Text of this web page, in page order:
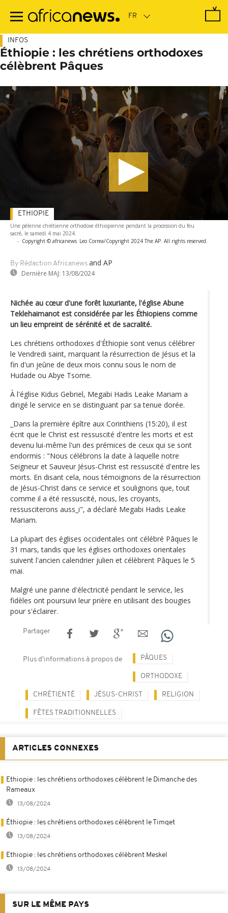
contenu
INFOS
Éthiopie : les chrétiens orthodoxes
célèbrent Pâques
Une pèlerine chrétienne orthodoxe éthiopienne pendant la procession du feu
sacré, le samedi 4 mai 2024.
- Copyright © africanews Leo Correa/Copyright 2024 The AP. All rights reserved.
By Rédaction Africanews and AP
Dernière MAJ: 13/08/2024
ETHIOPIE
Nichée au cœur d'une forêt luxuriante, l'église Abune
Teklehaimanot est considérée par les Éthiopiens comme
un lieu empreint de sérénité et de sacralité.
Les chrétiens orthodoxes d'Éthiopie sont venus célébrer
le Vendredi saint, marquant la résurrection de Jésus et la
fin d'un jeûne de deux mois connu sous le nom de
Hudade ou Abye Tsome.
À l'église Kidus Gebriel, Megabi Hadis Leake Mariam a
dirigé le service en se distinguant par sa tenue dorée.
_Dans la première épître aux Corinthiens (15:20), il est
écrit que le Christ est ressuscité d'entre les morts et est
devenu lui-même l'un des prémices de ceux qui se sont
endormis : "Nous célébrons la date à laquelle notre
Seigneur et Sauveur Jésus-Christ est ressuscité d'entre les
morts. En disant cela, nous témoignons de la résurrection
de Jésus-Christ dans ce service et soulignons que, tout
comme il a été ressuscité, nous, les croyants,
ressusciterons auss_i", a déclaré Megabi Hadis Leake
Mariam.
La plupart des églises occidentales ont célébré Pâques le
31 mars, tandis que les églises orthodoxes orientales
suivent l'ancien calendrier julien et célèbrent Pâques le 5
mai.
Malgré une panne d'électricité pendant le service, les
fidèles ont poursuivi leur prière en utilisant des bougies
pour s'éclairer.
Partager
Plus d'informations à propos de PÂQUES
ORTHODOXE
CHRÉTIENTÉ JÉSUS-CHRIST RELIGION
FÊTES TRADITIONNELLES
ARTICLES CONNEXES
Ethiopie : les chrétiens orthodoxes célèbrent le Dimanche des
Rameaux
13/08/2024
Éthiopie : les chrétiens orthodoxes célèbrent le Timqet
13/08/2024
Ethiopie : les chrétiens orthodoxes célèbrent Meskel
13/08/2024
SUR LE MÊME PAYS